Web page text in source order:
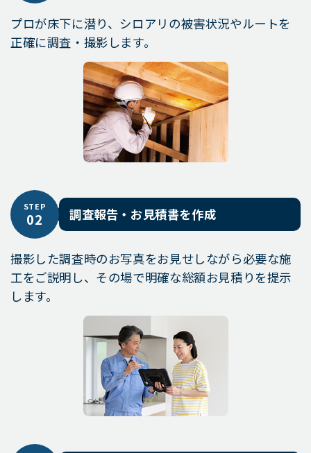
プロが床下に潜り、シロアリの被害状況やルートを
正確に調査・撮影します。
STEP
02 調査報告・お見積書を作成
撮影した調査時のお写真をお見せしながら必要な施
工をご説明し、その場で明確な総額お見積りを提示
します。